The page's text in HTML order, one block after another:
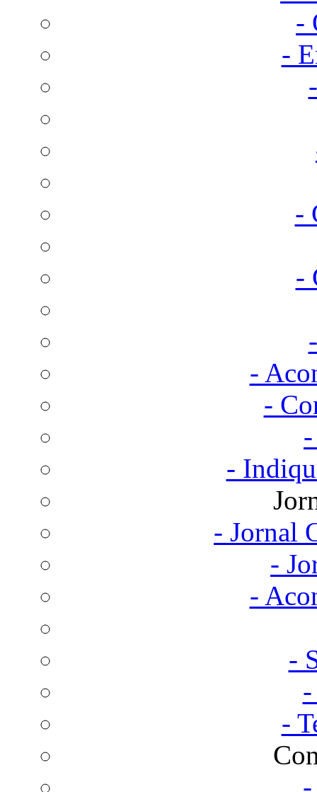
-
-
-
-
-
-
-
- Jornal
-
-
-
-